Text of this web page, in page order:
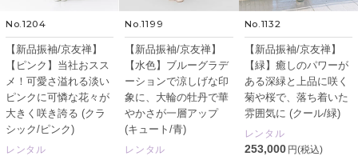
No.1204
【新品振袖/京友禅】
【ピンク】当社おスス
メ！可愛さ溢れる淡い
ピンクに可憐な花々が
大きく咲き誇る (クラ
シック/ピンク)
レンタル
No.1199
【新品振袖/京友禅】
【水色】ブルーグラデ
ーションで涼しげな印
象に、大輪の牡丹で華
やかさが一層アップ
(キュート/青)
レンタル
No.1132
【新品振袖/京友禅】
【緑】癒しのパワーが
ある深緑と上品に咲く
菊や桜で、落ち着いた
雰囲気に (クール/緑)
レンタル
253,000 円(税込)